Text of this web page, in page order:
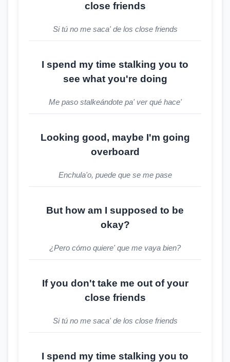
close friends
Si tú no me saca' de los close friends
I spend my time stalking you to
see what you're doing
Me paso stalkeándote pa' ver qué hace'
Looking good, maybe I'm going
overboard
Enchula'o, puede que se me pase
But how am I supposed to be
okay?
¿Pero cómo quiere' que me vaya bien?
If you don't take me out of your
close friends
Si tú no me saca' de los close friends
I spend my time stalking you to